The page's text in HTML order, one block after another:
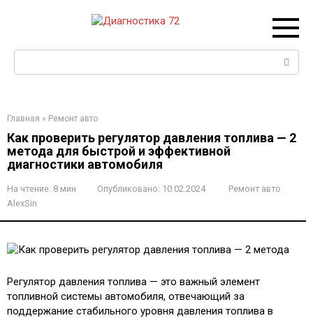
Главная » Ремонт авто
Как проверить регулятор давления топлива — 2
метода для быстрой и эффективной
диагностики автомобиля
На чтение: 8 мин Опубликовано: 10.02.2024
Ремонт авто
AlexSin
Регулятор давления топлива — это важный элемент
топливной системы автомобиля, отвечающий за
поддержание стабильного уровня давления топлива в